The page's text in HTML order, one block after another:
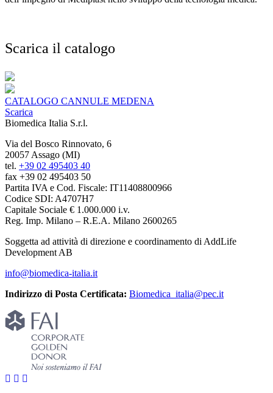
Scarica il catalogo
CATALOGO CANNULE MEDENA
Scarica
Biomedica Italia S.r.l.
Via del Bosco Rinnovato, 6
20057 Assago (MI)
tel. +39 02 495403 40
fax +39 02 495403 50
Partita IVA e Cod. Fiscale: IT11408800966
Codice SDI: A4707H7
Capitale Sociale € 1.000.000 i.v.
Reg. Imp. Milano – R.E.A. Milano 2600265
Soggetta ad attività di direzione e coordinamento di AddLife
Development AB
info@biomedica-italia.it
Indirizzo di Posta Certificata: Biomedica_italia@pec.it